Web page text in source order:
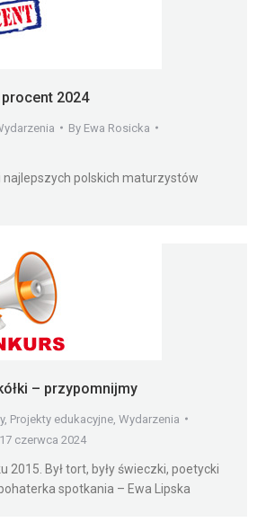
2024
By Ewa Rosicka
najlepszych polskich maturzystów
– przypomnijmy
, Projekty edukacyjne Wydarzenia
17 czerwca 2024
2015. Był tort, były świeczki, poetycki
spotkania – Ewa Lipska